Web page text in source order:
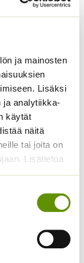
ja mainosten
Lisäksi
ja analytiikka-
käytät
näitä
tai joita on
Lisätietoa
BIO Gigante